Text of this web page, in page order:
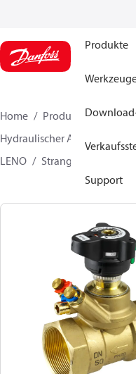
Produkte
Support
Home Produkte
Hydraulischer Abgleich und
LENO